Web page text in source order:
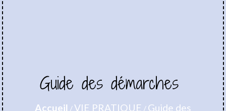
Guide des démarches
Accueil /VIE PRATIQUE / Guide des